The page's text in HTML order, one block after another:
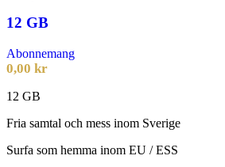
12 GB
Abonnemang
0,00 kr
12 GB
Fria samtal och mess inom Sverige
Surfa som hemma inom EU / ESS